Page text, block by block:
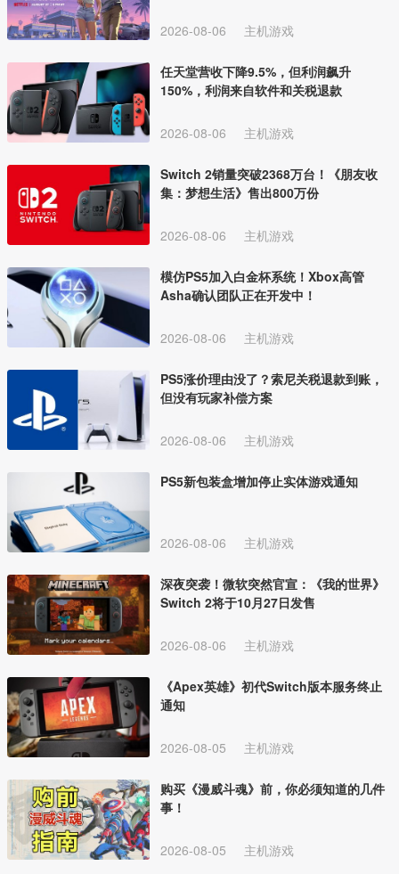
2026-08-06 主机游戏
任天堂营收下降9.5%，但利润飙升
150%，利润来自软件和关税退款
2026-08-06 主机游戏
Switch 2销量突破2368万台！《朋友收
集：梦想生活》售出800万份
2026-08-06 主机游戏
模仿PS5加入白金杯系统！Xbox高管
Asha确认团队正在开发中！
2026-08-06 主机游戏
PS5涨价理由没了？索尼关税退款到账，
但没有玩家补偿方案
2026-08-06 主机游戏
PS5新包装盒增加停止实体游戏通知
2026-08-06 主机游戏
深夜突袭！微软突然官宣：《我的世界》
Switch 2将于10月27日发售
2026-08-06 主机游戏
《Apex英雄》初代Switch版本服务终止
通知
2026-08-05 主机游戏
购买《漫威斗魂》前，你必须知道的几件
事！
2026-08-05 主机游戏